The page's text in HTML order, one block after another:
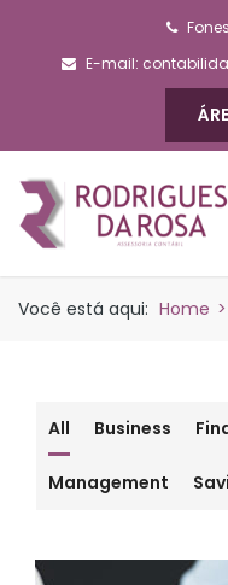
E-mail:
Você está aqui: Home >
All Business
Management